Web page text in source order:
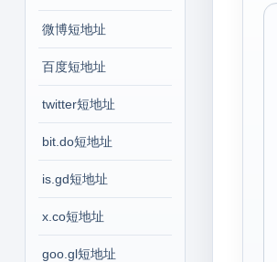
微博短地址
百度短地址
twitter短地址
bit.do短地址
is.gd短地址
x.co短地址
goo.gl短地址